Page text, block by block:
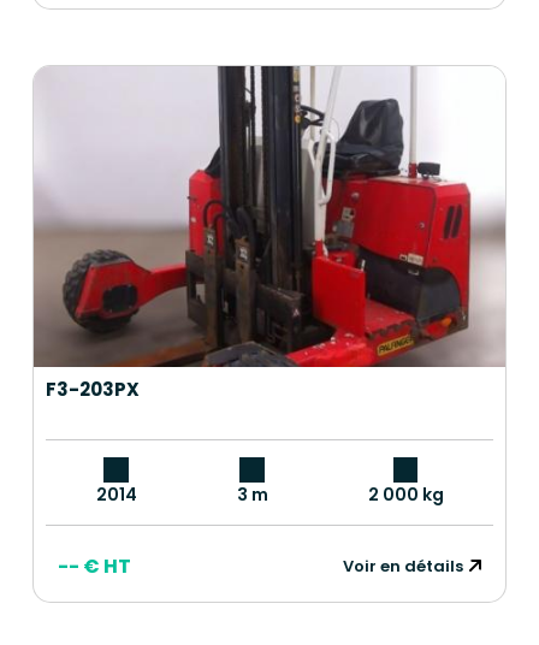
F3-203PX
2014 3 m 2 000 kg
-- € HT Voir en détails